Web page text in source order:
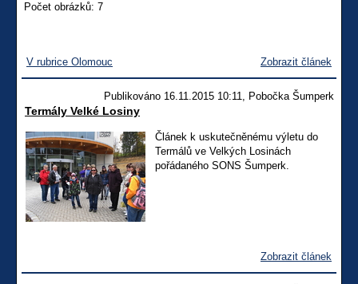
Počet obrázků: 7
V rubrice Olomouc Zobrazit článek
Publikováno 16.11.2015 10:11, Pobočka Šumperk
Termály Velké Losiny
Článek k uskutečněnému výletu do
Termálů ve Velkých Losinách
pořádaného SONS Šumperk.
Zobrazit článek